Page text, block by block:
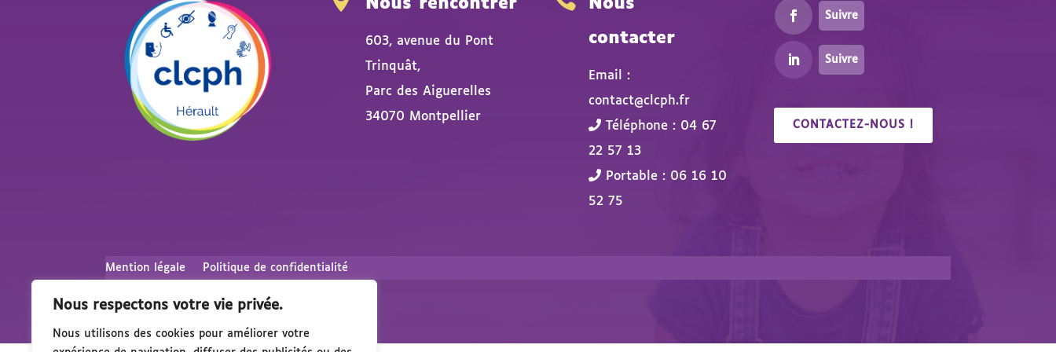
Nous respectons votre vie privée.
Nous utilisons des cookies pour améliorer votre
Nous rencontrer
603, avenue du Pont
Trinquât,
Parc des Aiguerelles
34070 Montpellier
Nous
contacter
Email :
contact@clcph.fr
Téléphone : 04 67
22 57 13
Portable : 06 16 10
52 75
Suivre
Suivre
CONTACTEZ-NOUS !
Mention légale Politique de confidentialité